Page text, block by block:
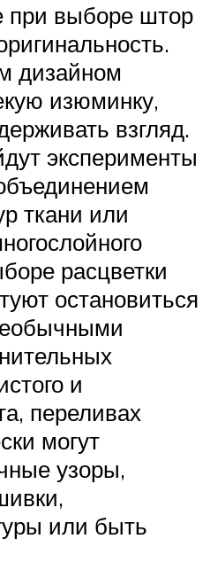
при выборе штор
дизайном
изюминку,
взгляд.
эксперименты
ткани или
расцветки
остановиться
и
переливах
могут
узоры,
или быть